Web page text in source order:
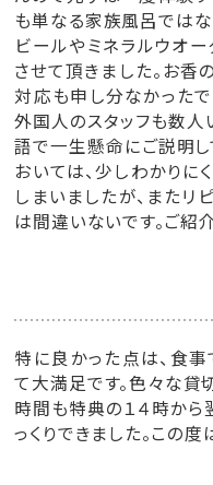
も単なる家族風呂ではな
ビールやミネラルウオ
させて頂きました。お香
対応も申し分なかったで
外国人のスタッフも数人
語で一生懸命にご説明し
おいては、少しわかりに
しまいましたが、またリ
は間違いないです。ご紹
特に良かった点は、食事
て大満足です。色々な貸
時間も特典の１４時から
っくりできました。この度